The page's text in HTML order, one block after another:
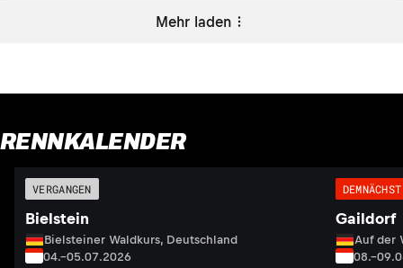
Mehr laden
RENNKALENDER
VERGANGEN
Bielstein
Bielsteiner Waldkurs, Deutschland
04.–05.07.2026
DEMNÄCHST
Gaildorf
Auf der